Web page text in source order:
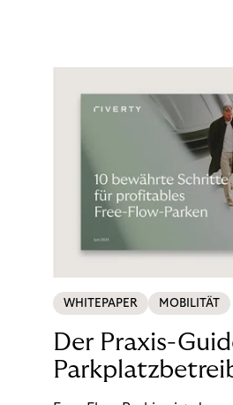
Ankunft bis zur Abreise.
WHITEPAPER MOBILITÄT
Der Praxis-